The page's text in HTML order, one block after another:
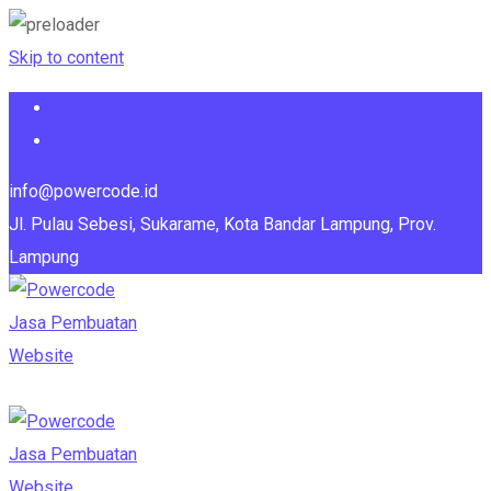
Skip to content
info@powercode.id
Jl. Pulau Sebesi, Sukarame, Kota Bandar Lampung, Prov.
Lampung